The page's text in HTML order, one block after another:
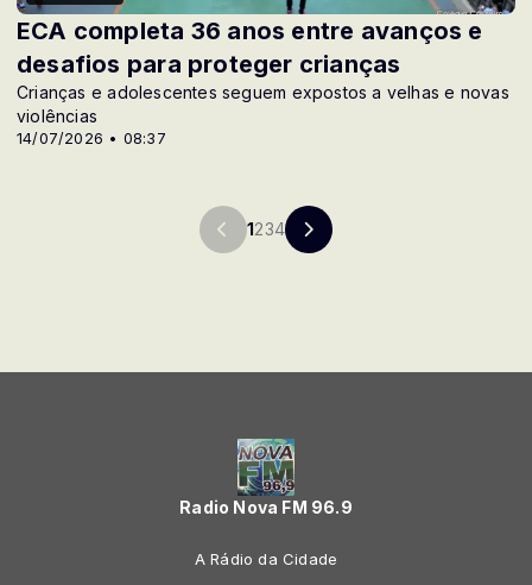
14/07/2026 • 08:37
ECA completa 36 anos entre avanços e
desafios para proteger crianças
Crianças e adolescentes seguem expostos a velhas e novas
violências
1234
Radio Nova FM 96.9
A Rádio da Cidade